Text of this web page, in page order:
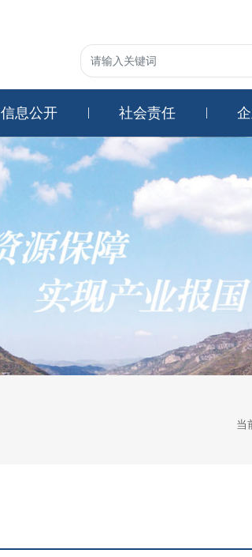
信息公开 社会责任
当